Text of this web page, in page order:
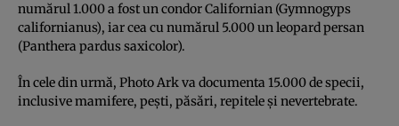
numărul 1.000 a fost un condor Californian (Gymnogyps
californianus), iar cea cu numărul 5.000 un leopard persan
(Panthera pardus saxicolor).
În cele din urmă, Photo Ark va documenta 15.000 de specii,
inclusive mamifere, pești, păsări, repitele și nevertebrate.